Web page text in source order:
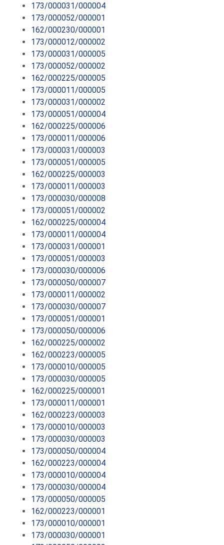
173/000031/000004
173/000052/000001
162/000230/000001
173/000012/000002
173/000031/000005
173/000052/000002
162/000225/000005
173/000011/000005
173/000031/000002
173/000051/000004
162/000225/000006
173/000011/000006
173/000031/000003
173/000051/000005
162/000225/000003
173/000011/000003
173/000030/000008
173/000051/000002
162/000225/000004
173/000011/000004
173/000031/000001
173/000051/000003
173/000030/000006
173/000050/000007
173/000011/000002
173/000030/000007
173/000051/000001
173/000050/000006
162/000225/000002
162/000223/000005
173/000010/000005
173/000030/000005
162/000225/000001
173/000011/000001
162/000223/000003
173/000010/000003
173/000030/000003
173/000050/000004
162/000223/000004
173/000010/000004
173/000030/000004
173/000050/000005
162/000223/000001
173/000010/000001
173/000030/000001